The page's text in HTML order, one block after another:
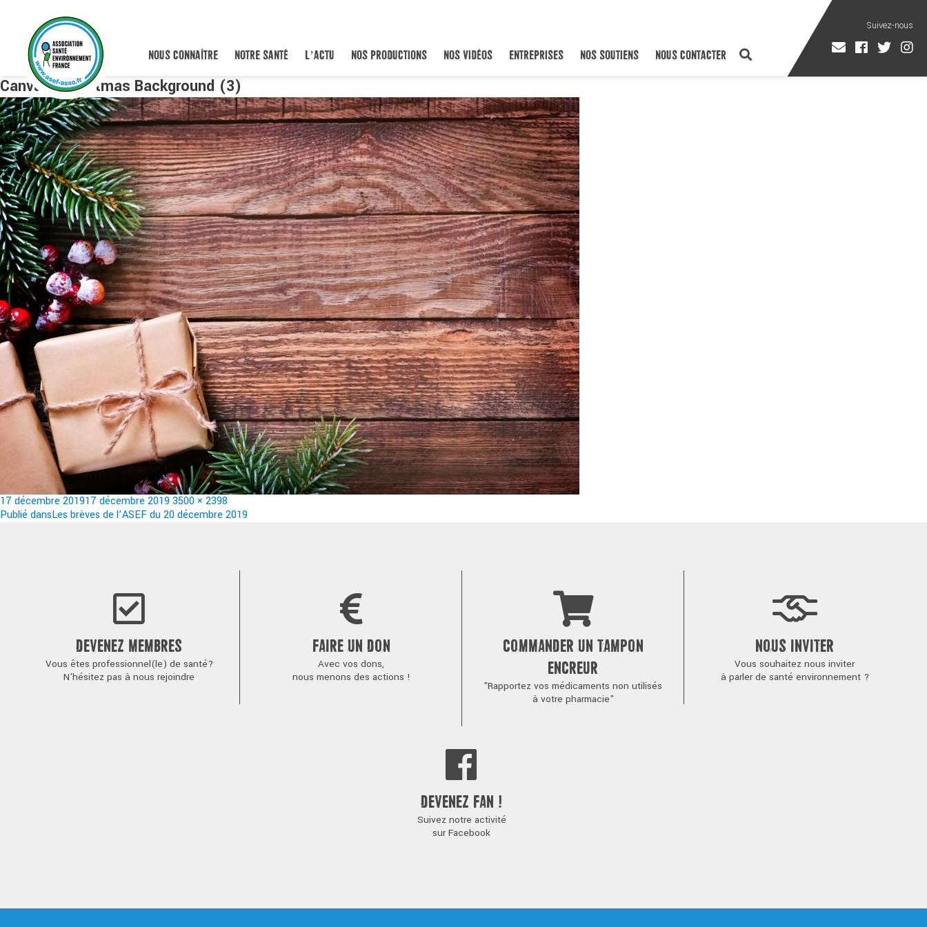
NOUS CONNAÎTRE NOTRE SANTÉ L’ACTU NOS PRODUCTIONS NOS VIDÉOS ENTREPRISES NOS SOUTIENS NOUS CONTACTER
Canva – Christmas Background (3)
Publié
le
17 décembre 201917 décembre 2019Taille
réelle
3500 × 2398
Navigation
Publié dansLes brèves de l’ASEF du 20 décembre 2019
DEVENEZ MEMBRES
Vous êtes professionnel(le) de santé?
N'hésitez pas à nous rejoindre
FAIRE UN DON
Avec vos dons,
nous menons des actions !
COMMANDER UN TAMPON
ENCREUR
"Rapportez vos médicaments non utilisés
à votre pharmacie"
NOUS INVITER
Vous souhaitez nous inviter
à parler de santé environnement ?
DEVENEZ FAN !
Suivez notre activité
sur Facebook